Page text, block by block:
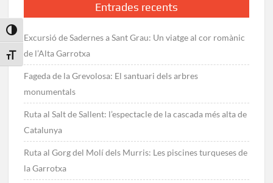
Toggle High Contrast
Toggle Font size
Entrades recents
Excursió de Sadernes a Sant Grau: Un viatge al cor romànic
de l’Alta Garrotxa
Fageda de la Grevolosa: El santuari dels arbres
monumentals
Ruta al Salt de Sallent: l’espectacle de la cascada més alta de
Catalunya
Ruta al Gorg del Molí dels Murris: Les piscines turqueses de
la Garrotxa